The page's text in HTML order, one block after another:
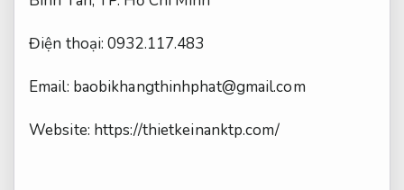
Điện thoại: 0932.117.483
Email: baobikhangthinhphat@gmail.com
Website: https://thietkeinanktp.com/